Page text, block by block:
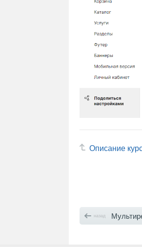
Описание
назад